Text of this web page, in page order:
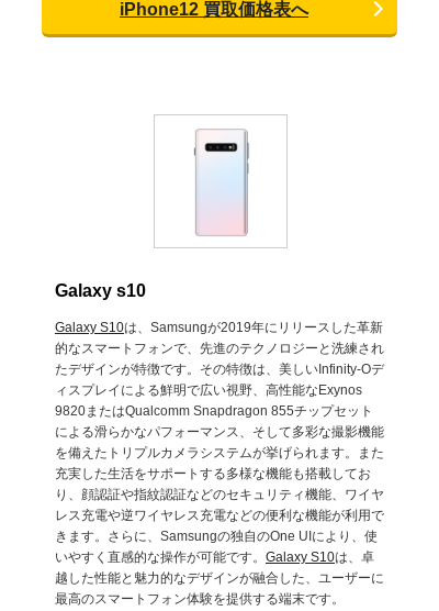
iPhone12 買取価格表へ
Galaxy s10
Galaxy S10は、Samsungが2019年にリリースした革新
的なスマートフォンで、先進のテクノロジーと洗練され
たデザインが特徴です。その特徴は、美しいInfinity-Oデ
ィスプレイによる鮮明で広い視野、高性能なExynos
9820またはQualcomm Snapdragon 855チップセット
による滑らかなパフォーマンス、そして多彩な撮影機能
を備えたトリプルカメラシステムが挙げられます。また
充実した生活をサポートする多様な機能も搭載してお
り、顔認証や指紋認証などのセキュリティ機能、ワイヤ
レス充電や逆ワイヤレス充電などの便利な機能が利用で
きます。さらに、Samsungの独自のOne UIにより、使
いやすく直感的な操作が可能です。 Galaxy S10は、卓
越した性能と魅力的なデザインが融合した、ユーザーに
最高のスマートフォン体験を提供する端末です。